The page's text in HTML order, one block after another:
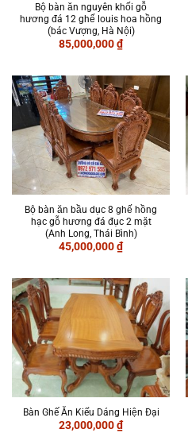
Bộ bàn ăn nguyên khối gỗ
hương đá 12 ghế louis hoa hồng
(bác Vượng, Hà Nội)
85,000,000₫
Bộ bàn ăn bầu dục 8 ghế hồng
hạc gỗ hương đá đục 2 mặt
(Anh Long, Thái Bình)
45,000,000₫
Bàn Ghế Ăn Kiểu Dáng Hiện Đại
23,000,000₫